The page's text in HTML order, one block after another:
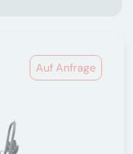
Auf Anfrage